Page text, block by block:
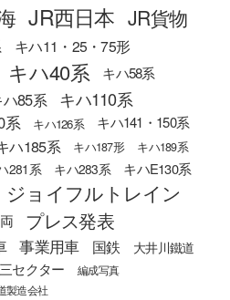
JR西日本 JR貨物
キハ11・25・75形
キハ40系 キハ58系
85系 キハ110系
系 キハ126系 キハ141・150系
ハ185系 キハ187形
キハ189系
281系 キハ283系
キハE130系
ジョイフルトレイン
プレス発表
事業用車 国鉄 大井川鐵道
セクター 編成写真
製造会社